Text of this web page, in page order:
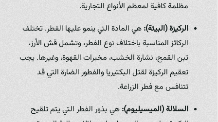
مظلمة كافية لمعظم الأنواع التجارية.
الركيزة (البيئة):هي المادة التي ينمو عليها الفطر. تختلف
الركائز المناسبة باختلاف نوع الفطر، وتشمل قش الأرز،
تبن القمح، نشارة الخشب، مخبرات القهوة، وغيرها. يجب
تعقيم الركيزة لقتل البكتيريا والفطور الضارة التي قد
تتنافس مع فطر الزراعة.
السلالة (الميسيليوم):هي بذور الفطر التي يتم تلقيح